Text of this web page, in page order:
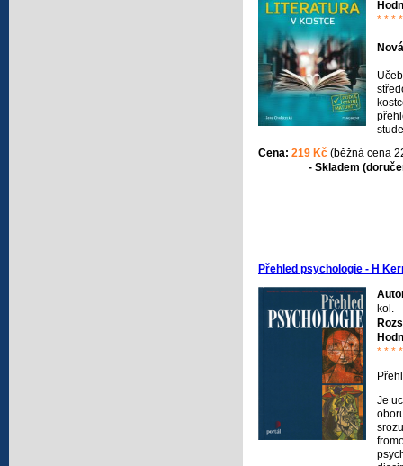
* * *
Cena: 219 Kč (běžná cena
- Skladem
Přehled psychologie - H
kol.
* * *
Je